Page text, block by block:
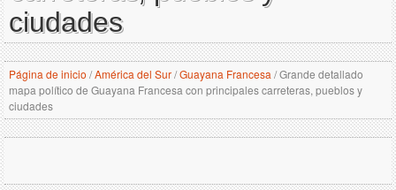
ciudades
Página de inicio /América del Sur/Guayana Francesa /Grande detallado
mapa político de Guayana Francesa con principales carreteras, pueblos y
ciudades